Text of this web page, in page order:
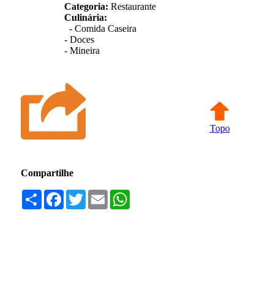
Categoria: Restaurante
Culinária:
- Comida Caseira
- Doces
- Mineira
Topo
Compartilhe
Compartilhar
Facebook
TwitterEmail